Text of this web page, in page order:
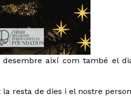
així com també el
resta de dies i el nostre